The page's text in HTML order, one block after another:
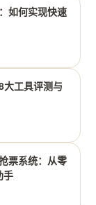
如何实现快速
工具评测与
票系统：从零
手